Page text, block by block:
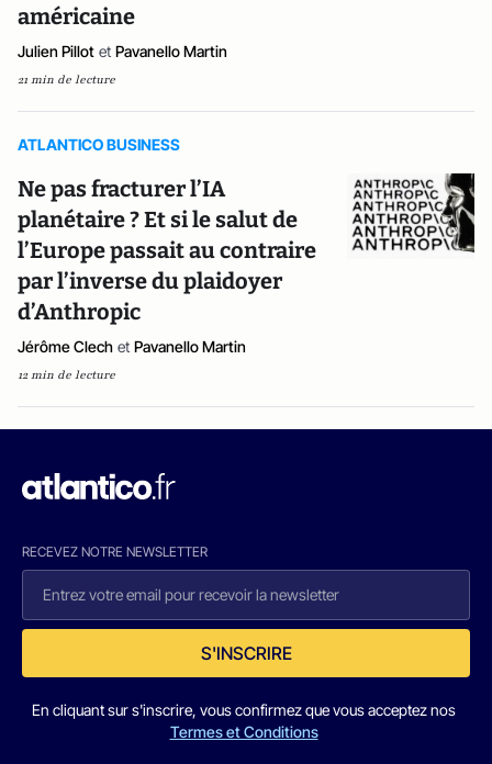
américaine
Julien Pillot et Pavanello Martin
21 min de lecture
ATLANTICO BUSINESS
Ne pas fracturer l’IA
planétaire ? Et si le salut de
l’Europe passait au contraire
par l’inverse du plaidoyer
d’Anthropic
Jérôme Clech et Pavanello Martin
12 min de lecture
RECEVEZ NOTRE NEWSLETTER
S'INSCRIRE
En cliquant sur s'inscrire, vous confirmez que vous acceptez nos
Termes et Conditions